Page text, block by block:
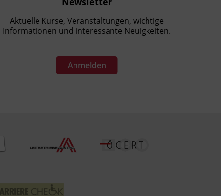
Aktuelle Kurse, Veranstaltungen, wichtige
Informationen und interessante Neuigkeiten.
Anmelden